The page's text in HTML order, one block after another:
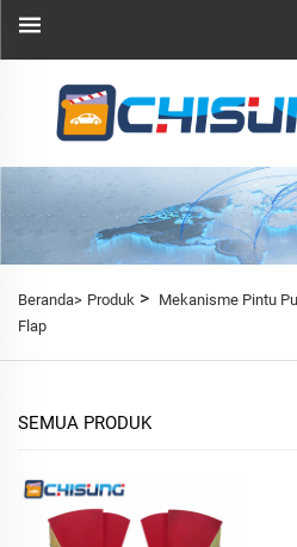
Beranda> Produk > Mekanisme Pintu
Flap
SEMUA PRODUK